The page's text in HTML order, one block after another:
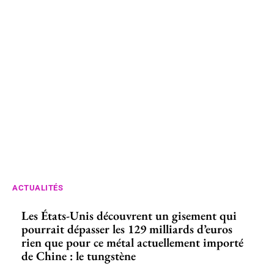
ACTUALITÉS
Les États-Unis découvrent un gisement qui
pourrait dépasser les 129 milliards d’euros
rien que pour ce métal actuellement importé
de Chine : le tungstène